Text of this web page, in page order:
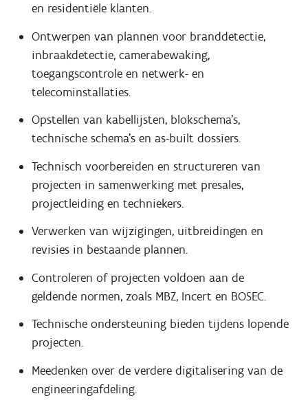
en residentiële klanten.
Ontwerpen van plannen voor branddetectie,
inbraakdetectie, camerabewaking,
toegangscontrole en netwerk- en
telecominstallaties.
Opstellen van kabellijsten, blokschema's,
technische schema's en as-built dossiers.
Technisch voorbereiden en structureren van
projecten in samenwerking met presales,
projectleiding en techniekers.
Verwerken van wijzigingen, uitbreidingen en
revisies in bestaande plannen.
Controleren of projecten voldoen aan de
geldende normen, zoals MBZ, Incert en BOSEC.
Technische ondersteuning bieden tijdens lopende
projecten.
Meedenken over de verdere digitalisering van de
engineeringafdeling.